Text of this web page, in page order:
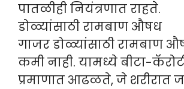
पातळीही नियंत्रणात राहते.
डोळ्यांसाठी रामबाण औषध
गाजर डोळ्यांसाठी रामबाण
कमी नाही. यामध्ये बीटा-
प्रमाणात आढळते, जे शरीरात